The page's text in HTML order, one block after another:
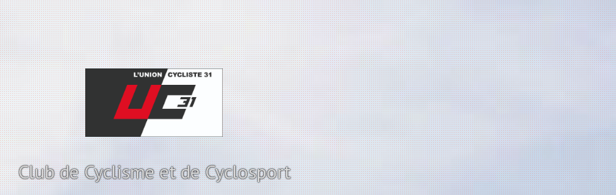
Club de Cyclisme et de Cyclosport